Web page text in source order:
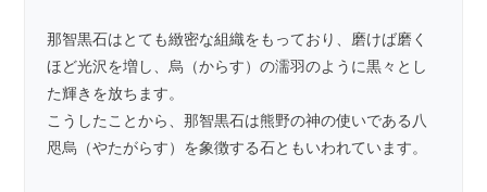
那智黒石はとても緻密な組織をもっており、磨けば磨く
ほど光沢を増し、烏（からす）の濡羽のように黒々とし
た輝きを放ちます。
こうしたことから、那智黒石は熊野の神の使いである八
咫烏（やたがらす）を象徴する石ともいわれています。